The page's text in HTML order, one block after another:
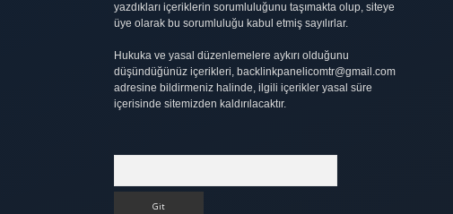
yazdıkları içeriklerin sorumluluğunu taşımakta olup, siteye
üye olarak bu sorumluluğu kabul etmiş sayılırlar.
Hukuka ve yasal düzenlemelere aykırı olduğunu
düşündüğünüz içerikleri, backlinkpanelicomtr@gmail.com
adresine bildirmeniz halinde, ilgili içerikler yasal süre
içerisinde sitemizden kaldırılacaktır.